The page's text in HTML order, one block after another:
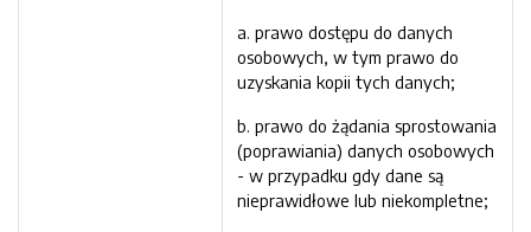
a. prawo dostępu do danych
osobowych, w tym prawo do
uzyskania kopii tych danych;
b. prawo do żądania sprostowania
(poprawiania) danych osobowych
- w przypadku gdy dane są
nieprawidłowe lub niekompletne;